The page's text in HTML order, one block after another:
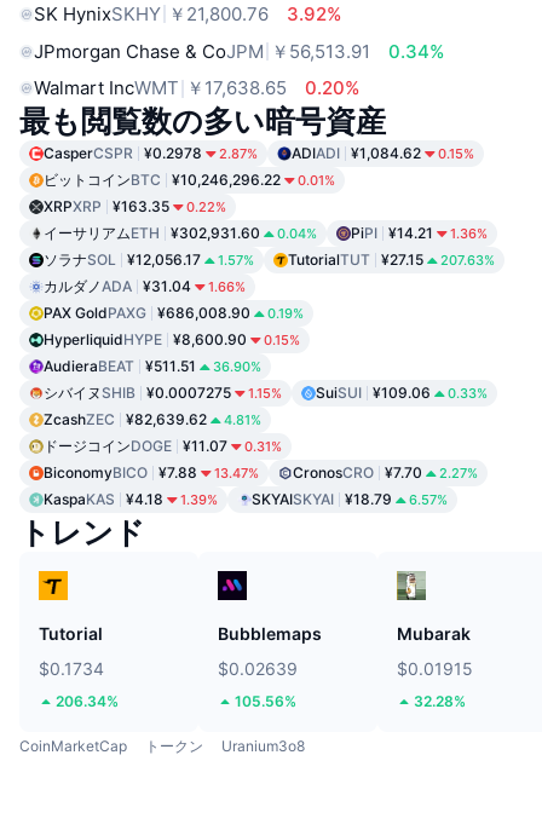
SK HynixSKHY ￥21,800.76
3.92%
JPmorgan Chase & CoJPM ￥56,513.91
0.34%
Walmart IncWMT ￥17,638.65 0.20%
最も閲覧数の多い暗号資産
CasperCSPR ¥0.2978 2.87% ADIADI ¥1,084.62 0.15%
ビットコインBTC ¥10,246,296.22 0.01%
XRPXRP ¥163.35 0.22%
イーサリアムETH ¥302,931.60 0.04% PiPI ¥14.21 1.36%
ソラナSOL ¥12,056.17 1.57% TutorialTUT ¥27.15 207.63%
カルダノADA ¥31.04 1.66%
PAX GoldPAXG ¥686,008.90 0.19%
HyperliquidHYPE ¥8,600.90 0.15%
AudieraBEAT ¥511.51 36.90%
シバイヌ SHIB ¥0.0007275 1.15% SuiSUI ¥109.06 0.33%
ZcashZEC ¥82,639.62 4.81%
ドージコインDOGE ¥11.07 0.31%
BiconomyBICO ¥7.88 13.47% CronosCRO ¥7.70 2.27%
KaspaKAS ¥4.18 1.39% SKYAISKYAI ¥18.79 6.57%
トレンド
Tutorial
$0.1734
206.34%
Bubblemaps
$0.02639
105.56%
Mubarak
$0.01915
32.28%
CoinMarketCap トークン Uranium3o8